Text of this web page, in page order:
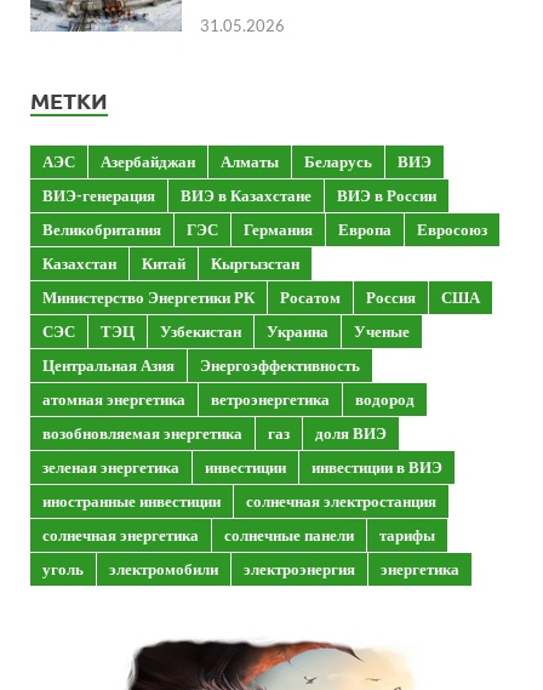
31.05.2026
МЕТКИ
АЭС Азербайджан Алматы Беларусь
ВИЭ
ВИЭ-генерация
ВИЭ в Казахстане
ВИЭ в России
Великобритания
ГЭС Германия Европа
Евросоюз
Казахстан
Китай
Кыргызстан
Министерство Энергетики РК
Росатом Россия
США
СЭС
ТЭЦ Узбекистан Украина
Ученые
Центральная Азия
Энергоэффективность
атомная энергетика
ветроэнергетика
водород
возобновляемая энергетика
газ
доля ВИЭ
зеленая энергетика
инвестиции
инвестиции в ВИЭ
иностранные инвестиции
солнечная электростанция
солнечная энергетика
солнечные панели
тарифы
уголь
электромобили электроэнергия энергетика